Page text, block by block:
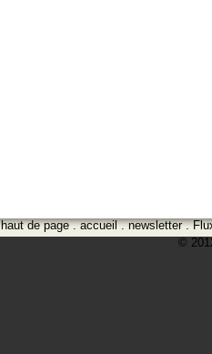
haut de page.accueil.newsletter.
©